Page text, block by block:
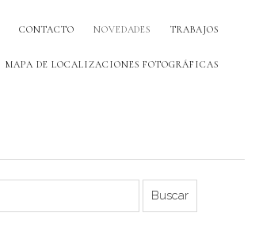
CONTACTO NOVEDADES TRABAJOS
MAPA DE LOCALIZACIONES FOTOGRÁFICAS